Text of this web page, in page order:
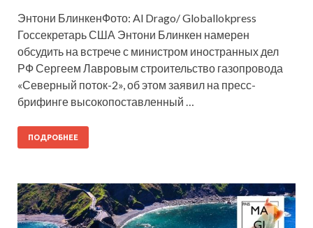
Энтони БлинкенФото: Al Drago/ Globallokpress
Госсекретарь США Энтони Блинкен намерен
обсудить на встрече с министром иностранных дел
РФ Сергеем Лавровым строительство газопровода
«Северный поток-2», об этом заявил на пресс-
брифинге высокопоставленный …
ПОДРОБНЕЕ